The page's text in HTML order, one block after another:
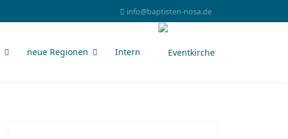
info@baptisten-nosa.de
neue Regionen Intern